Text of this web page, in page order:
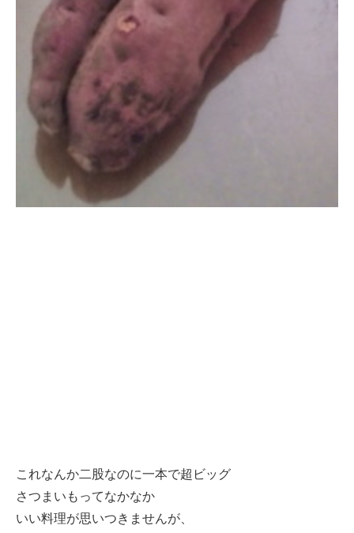
これなんか二股なのに一本で超ビッグ
さつまいもってなかなか
いい料理が思いつきませんが、